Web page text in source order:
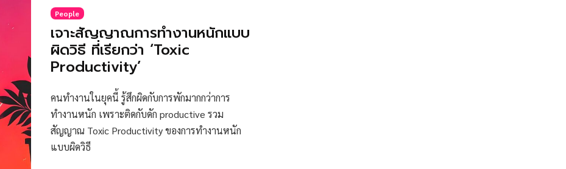
People
เจาะสัญญาณการทำงานหนักแบบ
ผิดวิธี ที่เรียกว่า ‘Toxic
Productivity’
คนทำงานในยุคนี้ รู้สึกผิดกับการพักมากกว่าการ
ทำงานหนัก เพราะติดกับดัก productive รวม
สัญญาณ Toxic Productivity ของการทำงานหนัก
แบบผิดวิธี